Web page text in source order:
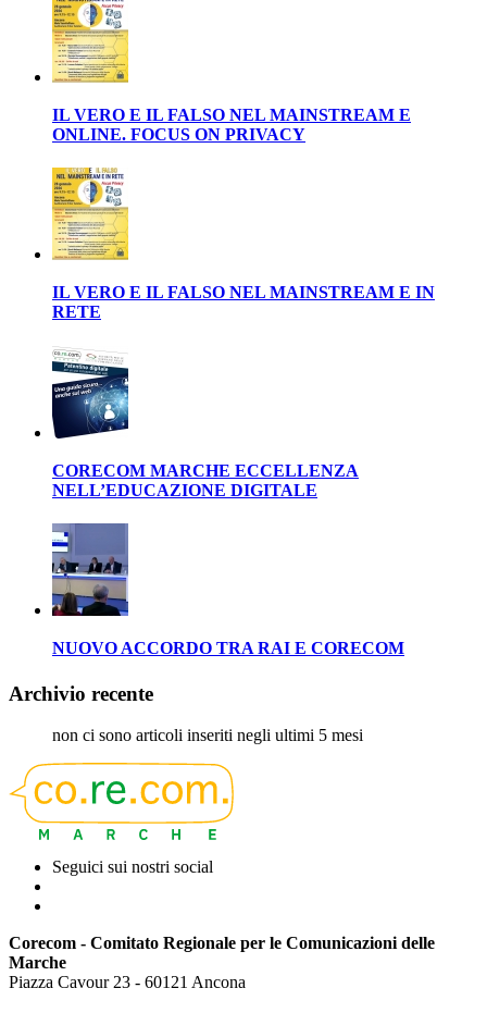
IL VERO E IL FALSO NEL MAINSTREAM E
ONLINE. FOCUS ON PRIVACY
IL VERO E IL FALSO NEL MAINSTREAM E IN
RETE
CORECOM MARCHE ECCELLENZA
NELL’EDUCAZIONE DIGITALE
NUOVO ACCORDO TRA RAI E CORECOM
Archivio recente
non ci sono articoli inseriti negli ultimi 5 mesi
Seguici sui nostri social
Corecom - Comitato Regionale per le Comunicazioni delle
Marche
Piazza Cavour 23 - 60121 Ancona